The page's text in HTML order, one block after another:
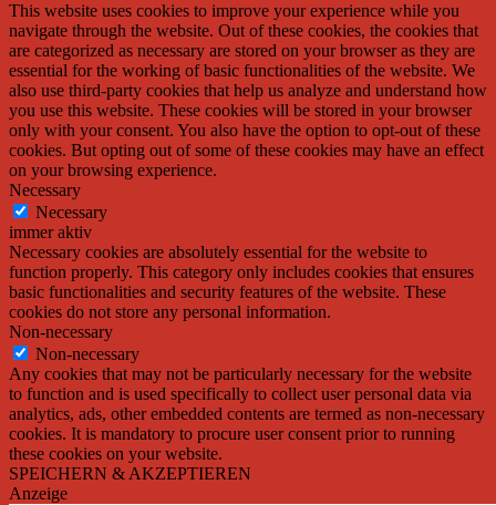
This website uses cookies to improve your experience while you
navigate through the website. Out of these cookies, the cookies that
are categorized as necessary are stored on your browser as they are
essential for the working of basic functionalities of the website. We
also use third-party cookies that help us analyze and understand how
you use this website. These cookies will be stored in your browser
only with your consent. You also have the option to opt-out of these
cookies. But opting out of some of these cookies may have an effect
on your browsing experience.
Necessary
Necessary
immer aktiv
Necessary cookies are absolutely essential for the website to
function properly. This category only includes cookies that ensures
basic functionalities and security features of the website. These
cookies do not store any personal information.
Non-necessary
Non-necessary
Any cookies that may not be particularly necessary for the website
to function and is used specifically to collect user personal data via
analytics, ads, other embedded contents are termed as non-necessary
cookies. It is mandatory to procure user consent prior to running
these cookies on your website.
SPEICHERN & AKZEPTIEREN
Anzeige